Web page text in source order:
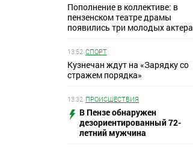
Пополнение в коллективе: в
пензенском театре драмы
появились три молодых актера
13:52 СПОРТ
Кузнечан ждут на «Зарядку со
стражем порядка»
13:32 ПРОИСШЕСТВИЯ
В Пензе обнаружен
дезориентированный 72-
летний мужчина